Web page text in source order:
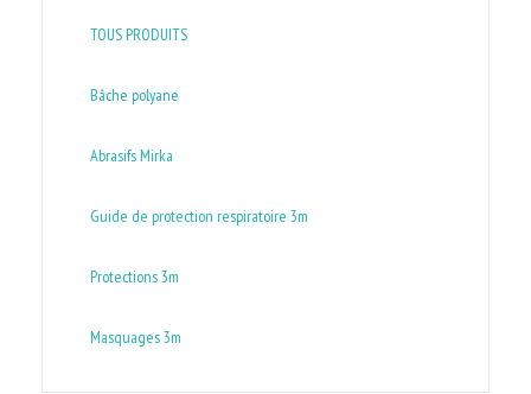
TOUS PRODUITS
Bâche polyane
Abrasifs Mirka
Guide de protection respiratoire 3m
Protections 3m
Masquages 3m